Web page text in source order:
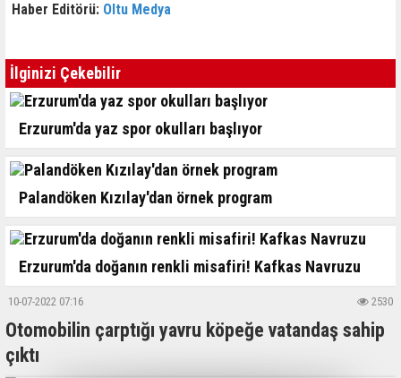
Haber Editörü: Oltu Medya
İlginizi Çekebilir
Erzurum'da yaz spor okulları başlıyor
Palandöken Kızılay'dan örnek program
Erzurum'da doğanın renkli misafiri! Kafkas Navruzu
10-07-2022 07:16 2530
Otomobilin çarptığı yavru köpeğe vatandaş sahip
çıktı